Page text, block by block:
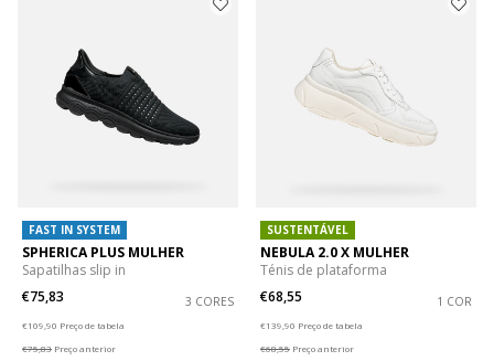
FAST IN SYSTEM
SPHERICA PLUS MULHER
Sapatilhas slip in
€75,83
3 CORES
€109,90 Preço de tabela
€75,83 Preço anterior
SUSTENTÁVEL
NEBULA 2.0 X MULHER
Ténis de plataforma
€68,55
1 COR
€139,90 Preço de tabela
€68,55 Preço anterior